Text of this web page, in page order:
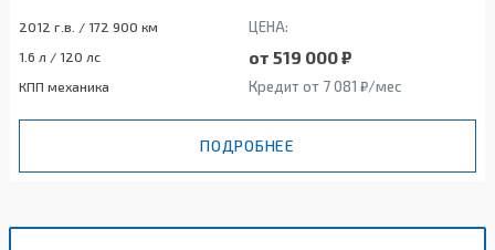
2012 г.в. / 172 900 км ЦЕНА:
1.6 л / 120 лс от 519 000 ₽
КПП механика Кредит от 7 081 ₽/мес
ПОДРОБНЕЕ